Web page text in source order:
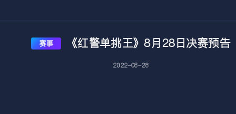
赛事 《红警单挑王》8月28日决赛预告
2022-08-28